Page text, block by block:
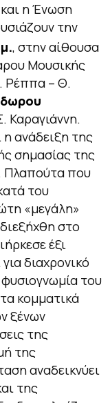
η Ένωση
την
, στην αίθουσα
Μουσικής
Ρέππα – Θ.
Καραγιάννη.
ανάδειξη της
σημασίας της
Πλαπούτα που
του
«μεγάλη»
στο
έξι
διαχρονικό
του
κομματικά
ξένων
της
της
αναδεικνύει
της